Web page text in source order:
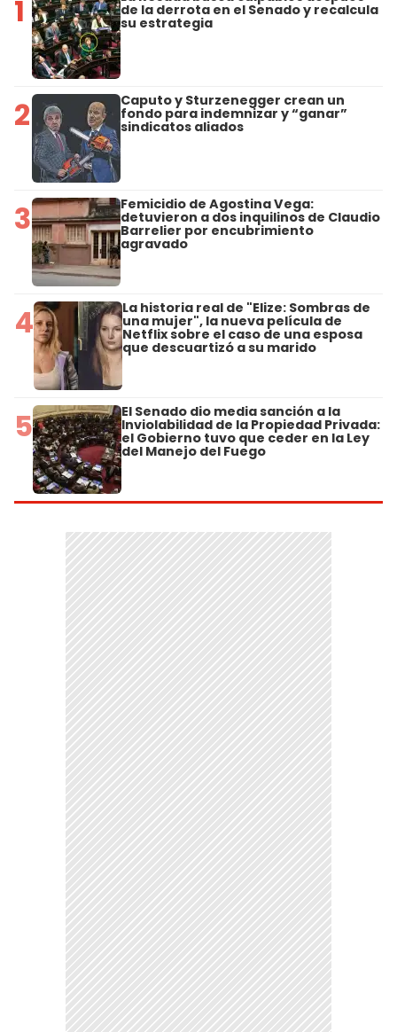
1 de la derrota en el Senado y recalcula
su estrategia
2 Caputo y Sturzenegger crean un
fondo para indemnizar y “ganar”
sindicatos aliados
3 Femicidio de Agostina Vega:
detuvieron a dos inquilinos de Claudio
Barrelier por encubrimiento
agravado
4 La historia real de "Elize: Sombras de
una mujer", la nueva película de
Netflix sobre el caso de una esposa
que descuartizó a su marido
5 El Senado dio media sanción a la
Inviolabilidad de la Propiedad Privada:
el Gobierno tuvo que ceder en la Ley
del Manejo del Fuego